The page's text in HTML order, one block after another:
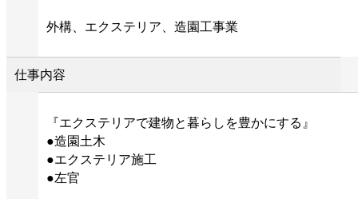
外構、エクステリア、造園工事業
仕事内容
『エクステリアで建物と暮らしを豊かにする』
●造園土木
●エクステリア施工
●左官